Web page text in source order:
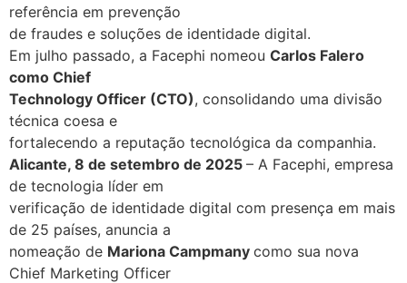
referência em prevenção
de fraudes e soluções de identidade digital.
Em julho passado, a Facephi nomeou Carlos Falero
como Chief
Technology Officer (CTO), consolidando uma divisão
técnica coesa e
fortalecendo a reputação tecnológica da companhia.
Alicante, 8 de setembro de 2025 – A Facephi, empresa
de tecnologia líder em
verificação de identidade digital com presença em mais
de 25 países, anuncia a
nomeação de Mariona Campmany como sua nova
Chief Marketing Officer